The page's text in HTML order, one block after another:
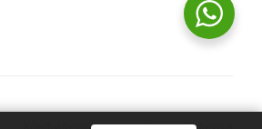
Конфиденциальность Оферта